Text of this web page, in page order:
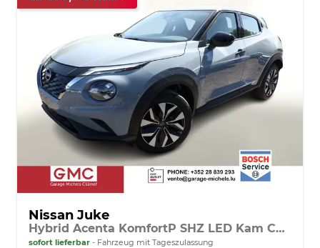
Nissan Juke
Hybrid Acenta KomfortP SHZ LED Kam CarP BT
sofort lieferbar Fahrzeug mit Tageszulassung